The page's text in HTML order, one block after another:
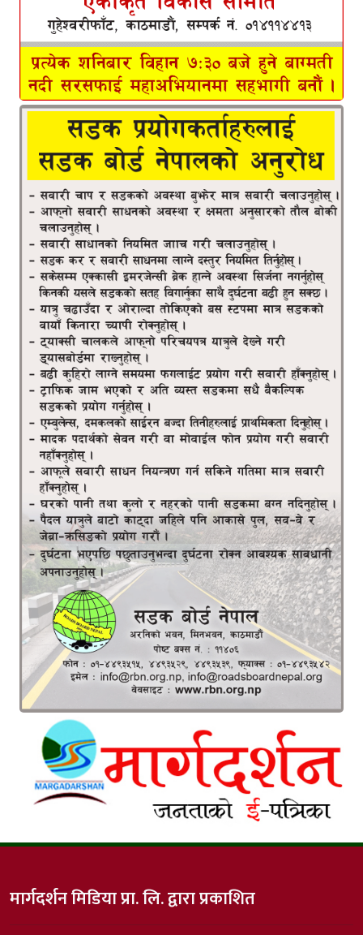
मार्गदर्शन मिडिया प्रा. लि. द्वारा प्रकाशित